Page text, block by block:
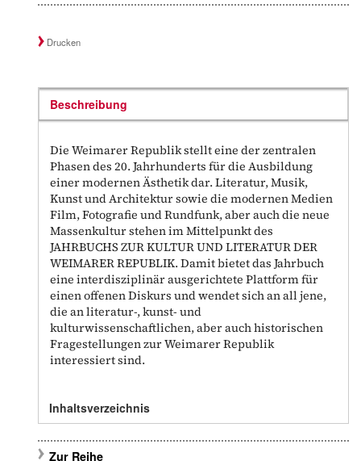
Drucken
Beschreibung
Die Weimarer Republik stellt eine der zentralen
Phasen des 20. Jahrhunderts für die Ausbildung
einer modernen Ästhetik dar. Literatur, Musik,
Kunst und Architektur sowie die modernen Medien
Film, Fotografie und Rundfunk, aber auch die neue
Massenkultur stehen im Mittelpunkt des
JAHRBUCHS ZUR KULTUR UND LITERATUR DER
WEIMARER REPUBLIK. Damit bietet das Jahrbuch
eine interdisziplinär ausgerichtete Plattform für
einen offenen Diskurs und wendet sich an all jene,
die an literatur-, kunst- und
kulturwissenschaftlichen, aber auch historischen
Fragestellungen zur Weimarer Republik
interessiert sind.
Inhaltsverzeichnis
Zur Reihe